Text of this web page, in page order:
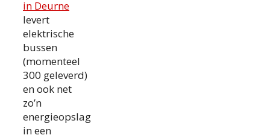
in Deurne
levert
elektrische
bussen
(momenteel
300 geleverd)
en ook net
zo’n
energieopslag
in een